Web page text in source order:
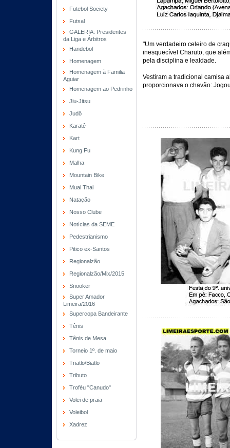
Futebol Society
Futsal
GALERIA: Presidentes
da Liga e Árbitros
Handebol
Homenagem
Homenagem à Familia
Aguiar
Homenagem ao Pedrinho
Jiu-Jitsu
Judô
Karatê
Kart
Kung Fu
Malha
Mountain Bike
Muai Thai
Natação
Nosso Clube
Notícias da SEME
Pedestrianismo
Pitico ex-Santos
Regionalzão
Regionalzão/Mix/2015
Snooker
Super Amador
Limeira/2016
Supercopa Bandeirante
Tênis
Tênis de Mesa
Torneio 1º. de maio
Triatlo/Biatlo
Tributo
Troféu "Canudo"
Volei de praia
Voleibol
Xadrez
"Um verdadeiro celeiro de
inesquecível Charuto, que
pela disciplina e lealdade.
Vestiram a tradicional camisa
proporcionava o chavão: